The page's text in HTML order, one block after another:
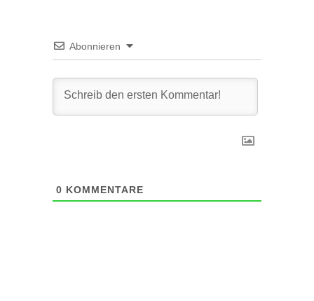
Abonnieren
0 KOMMENTARE